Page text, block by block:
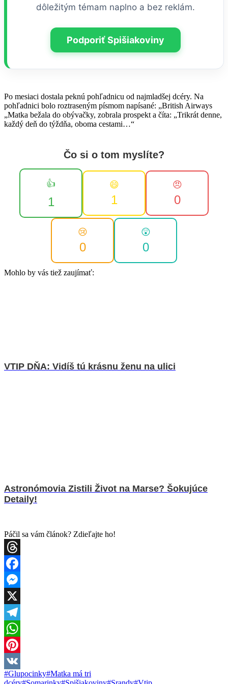
dôležitým témam naplno a bez reklám.
Podporiť Spišiakoviny
Po mesiaci dostala peknú pohľadnicu od najmladšej dcéry. Na
pohľadnici bolo roztraseným písmom napísané: „British Airways
„Matka bežala do obývačky, zobrala prospekt a číta: „Trikrát denne,
každý deň do týždňa, oboma cestami…“
Čo si o tom myslíte?
👍
1
😄
1
😠
0
😢
0
😲
0
Mohlo by vás tiež zaujímať:
VTIP DŇA: Vidíš tú krásnu ženu na ulici
Astronómovia Zistili Život na Marse? Šokujúce
Detaily!
Páčil sa vám článok? Zdieľajte ho!
Threads
Facebook
Messenger
X
Telegram
WhatsApp
Pinterest
VK
Post
Tags:
#Glupocinky#Matka má tri